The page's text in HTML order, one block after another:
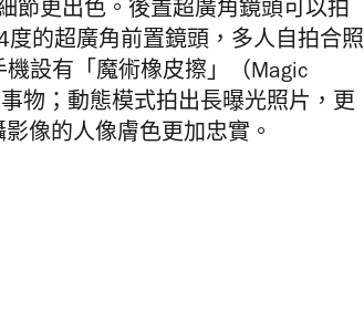
節更出色。後置超廣角鏡頭可以拍
度的超廣角前置鏡頭，多人自拍合照
設有「魔術橡皮擦」（Magic
物；動態模式拍出長曝光照片，更
像的人像膚色更加忠實。